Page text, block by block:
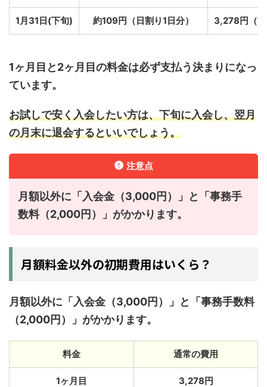
1月31日(下旬) 約109円（日割り1日分） 3,278円（1
1ヶ月目と2ヶ月目の料金は必ず支払う決まりになっ
ています。
お試しで安く入会したい方は、下旬に入会し、翌月
の月末に退会するといいでしょう。
注意点
月額以外に「入会金（3,000円）」と「事務手
数料（2,000円）」がかかります。
月額料金以外の初期費用はいくら？
月額以外に「入会金（3,000円）」と「事務手数料
（2,000円）」がかかります。
料金 通常の費用
1ヶ月目 3,278円